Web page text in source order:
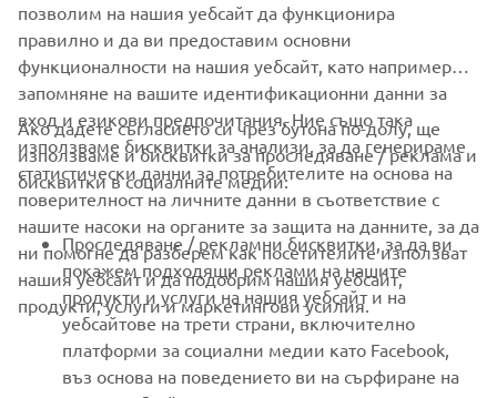
CORPORATE
FOR BUSINESS
MORE YAMAHA
SUPPORT
НОВИНАРСКИ БЮЛЕТИН
Бъдете първите, които ще научат за най-новите оферти,
специални събития, нови модели и много други
Flip to landscape
For optimal functionality, turn your phone to
landscape mode
ПОТВЪРДЕТЕ
позволим на нашия уебсайт да функционира
правилно и да ви предоставим основни
функционалности на нашия уебсайт, като например
запомняне на вашите идентификационни данни за
вход и езикови предпочитания. Ние също така
използваме бисквитки за анализи, за да генерираме
статистически данни за потребителите на основа на
поверителност на личните данни в съответствие с
нашите насоки на органите за защита на данните, за да
ни помогне да разберем как посетителите използват
нашия уебсайт и да подобрим нашия уебсайт,
продукти, услуги и маркетингови усилия.
Ако дадете съгласието си чрез бутона по-долу, ще
използваме и бисквитки за проследяване / реклама и
бисквитки в социалните медии:
Проследяване / рекламни бисквитки, за да ви
покажем подходящи реклами на нашите
продукти и услуги на нашия уебсайт и на
уебсайтове на трети страни, включително
платформи за социални медии като Facebook,
въз основа на поведението ви на сърфиране на